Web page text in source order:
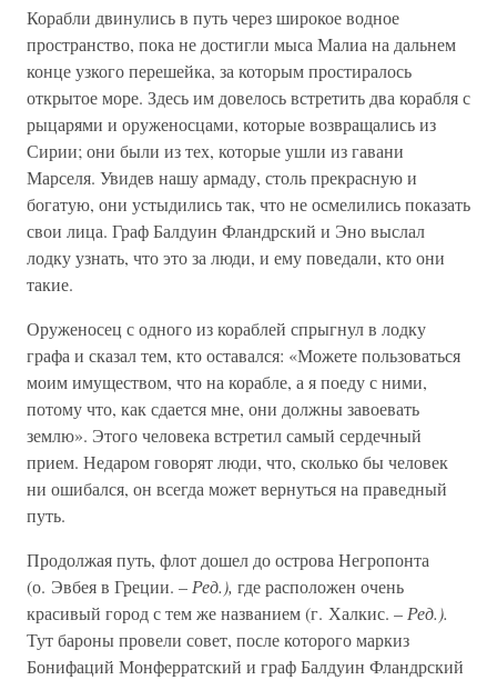
Корабли двинулись в путь через широкое водное
пространство, пока не достигли мыса Малиа на дальнем
конце узкого перешейка, за которым простиралось
открытое море. Здесь им довелось встретить два корабля с
рыцарями и оруженосцами, которые возвращались из
Сирии; они были из тех, которые ушли из гавани
Марселя. Увидев нашу армаду, столь прекрасную и
богатую, они устыдились так, что не осмелились показать
свои лица. Граф Балдуин Фландрский и Эно выслал
лодку узнать, что это за люди, и ему поведали, кто они
такие.
Оруженосец с одного из кораблей спрыгнул в лодку
графа и сказал тем, кто оставался: «Можете пользоваться
моим имуществом, что на корабле, а я поеду с ними,
потому что, как сдается мне, они должны завоевать
землю». Этого человека встретил самый сердечный
прием. Недаром говорят люди, что, сколько бы человек
ни ошибался, он всегда может вернуться на праведный
путь.
Продолжая путь, флот дошел до острова Негропонта
(о. Эвбея в Греции. – Ред.), где расположен очень
красивый город с тем же названием (г. Халкис. – Ред.).
Тут бароны провели совет, после которого маркиз
Бонифаций Монферратский и граф Балдуин Фландрский